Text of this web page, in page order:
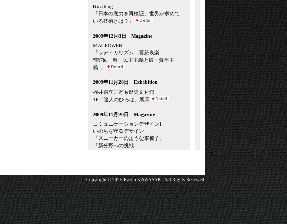
Breathing
「日本の底力を再検証。世界が求めて
いる技術とは？」
2009年12月8日 Magazine
MACPOWER
「ラディカリズム 喜怒哀楽
“第7回 離・民主主義と破・資本主
義”」
2009年11月28日 Exhibition
福井県立こども歴史文化館
3F「達人のひろば」展示
2009年11月20日 Magazine
コミュニケーションデザイン1
いのちを守るデザイン
「スニーカーのような車椅子」
「新分野への挑戦-
2009年11月1日 Magazine
Highlighting JAPAN
「World Peace Through Design」
2009年10月20日 Magazine
国際協力ガイド
Copyright © 2026 Kazuo KAWASAKI. All Rights Reserved.